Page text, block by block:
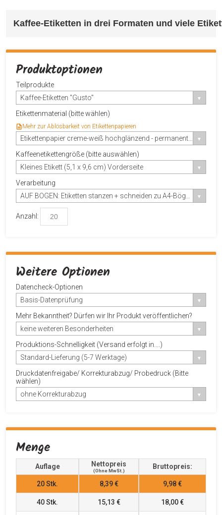
Kaffee-Etiketten in drei Formaten und viele
Produktoptionen
Teilprodukte
Kaffee-Etiketten "Gusto"
Etikettenmaterial (bitte wählen)
Mehr zur Ablösbarkeit von Etikettenpapieren
Kaffeenetikettengröße (bitte auswählen)
Kleines Etikett (5,1 x 9,6 cm) Vorderseite
Verarbeitung
Anzahl:
Weitere Optionen
Datencheck-Optionen
Basis-Datenprüfung
Mehr Bekanntheit? Dürfen wir Ihr Produkt veröffentlichen?
keine weiteren Besonderheiten
Produktions-Schnelligkeit (Versand erfolgt in....)
Standard-Lieferung (5-7 Werktage)
Druckdatenfreigabe/ Korrekturabzug/ Probedruck (Bitte
wählen)
ohne Korrekturabzug
Menge
Auflage Nettopreis
(ohne MwSt.)
Bruttopreis:
20Stk. 8,39 € 9,98 €
40Stk. 15,13 € 18,00 €